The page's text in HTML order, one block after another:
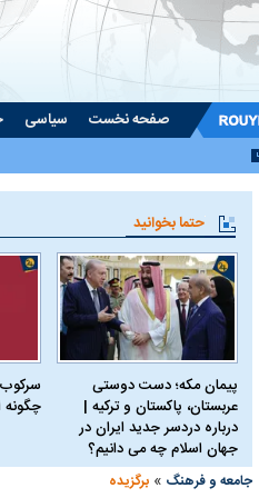
صفحه نخست سیاسی
حتما بخوانید
پیمان مکه؛ دست دوستی
عربستان، پاکستان و ترکیه |
درباره دردسر جدید ایران در
جهان اسلام چه می دانیم؟
چگونه
جامعه و فرهنگ » برگزیده